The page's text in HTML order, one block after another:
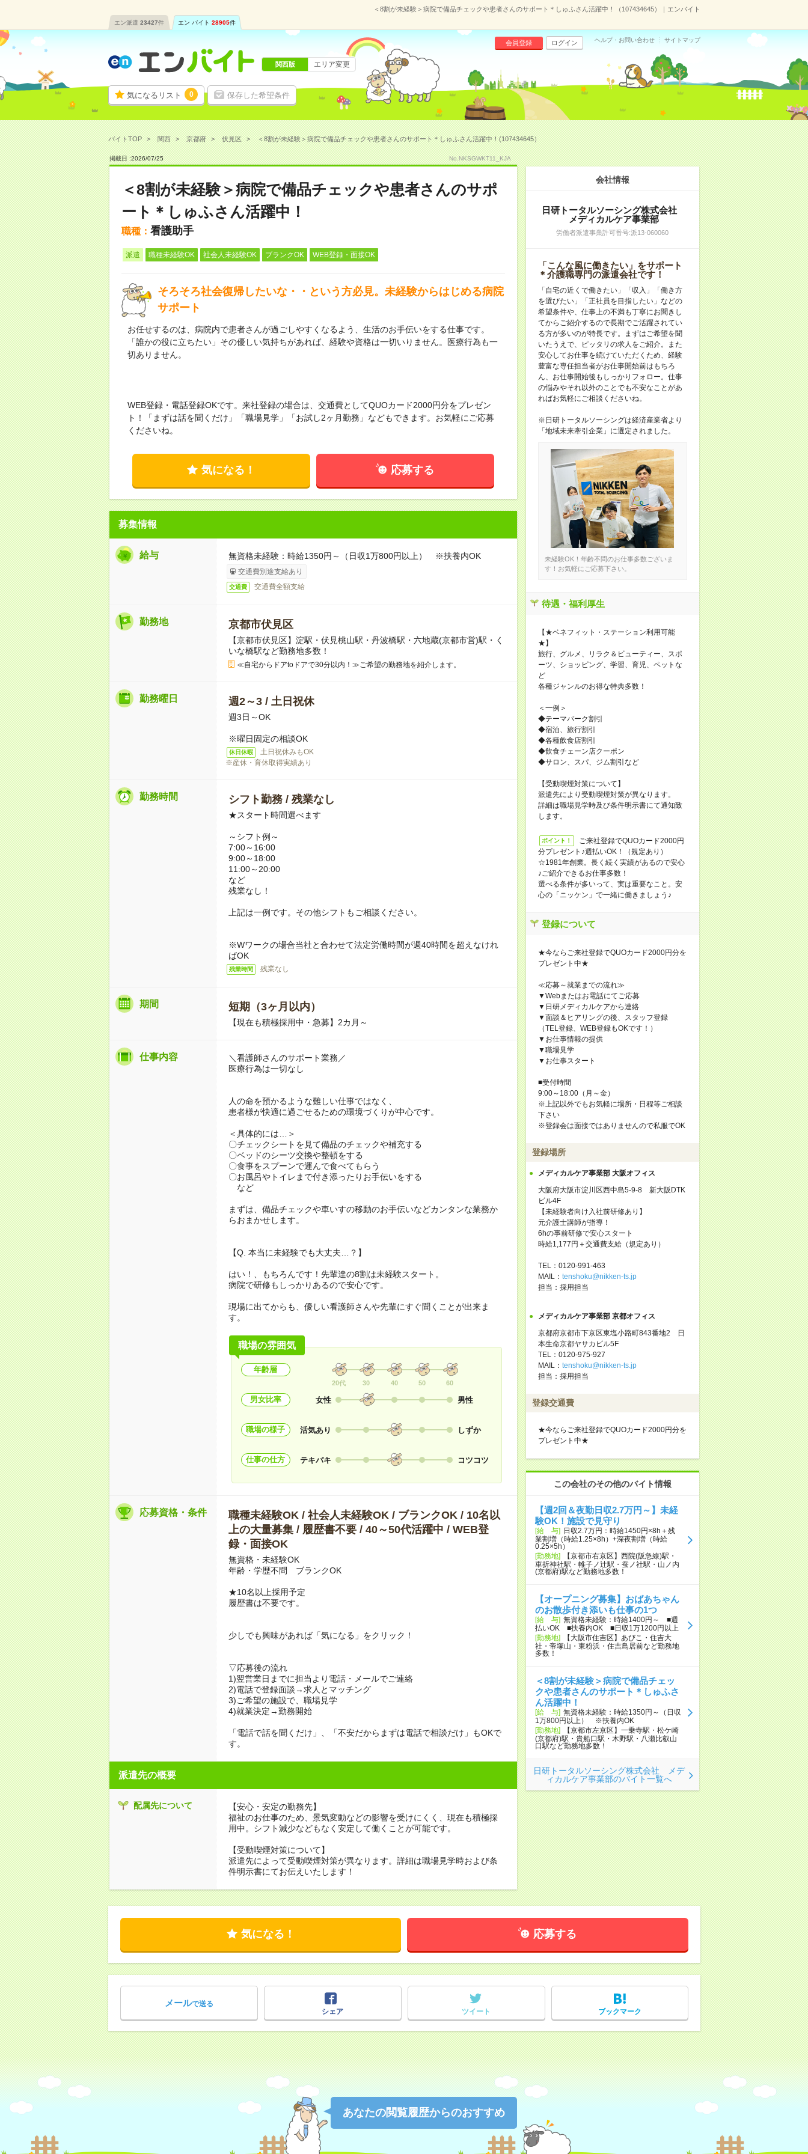
＜8割が未経験＞病院で備品チェックや患者さんのサポート＊しゅふさん活躍中！（107434645）｜エンバイト
エン派遣 23427件 エン バイト 28905件
気になるリスト 0 保存した希望条件
会員登録 ログイン ヘルプ・お問い合わせ サイトマップ
関西版 エリア変更
バイトTOP 関西 京都府 伏見区 ＜8割が未経験＞病院で備品チェックや患者さんのサポート＊しゅふさん活躍中！(107434645）
掲載日 :2026/07/25 No.NKSGWKT11_KJA
＜8割が未経験＞病院で備品チェックや患者さんのサポ
ート＊しゅふさん活躍中！
職種： 看護助手
派遣 職種未経験OK 社会人未経験OK ブランクOK WEB登録・面接OK
そろそろ社会復帰したいな・・という方必見。未経験からはじめる病院
サポート
お任せするのは、病院内で患者さんが過ごしやすくなるよう、生活のお手伝いをする仕事です。
「誰かの役に立ちたい」その優しい気持ちがあれば、経験や資格は一切いりません。医療行為も一
切ありません。
WEB登録・電話登録OKです。来社登録の場合は、交通費としてQUOカード2000円分をプレゼン
ト！「まずは話を聞くだけ」「職場見学」「お試し2ヶ月勤務」などもできます。お気軽にご応募
くださいね。
気になる！ 応募する
募集情報
給与 無資格未経験：時給1350円～（日収1万800円以上） ※扶養内OK
交通費別途支給あり
交通費 交通費全額支給
勤務地 京都市伏見区
【京都市伏見区】淀駅・伏見桃山駅・丹波橋駅・六地蔵(京都市営)駅・く
いな橋駅など勤務地多数！
≪自宅からドアtoドアで30分以内！≫ご希望の勤務地を紹介します。
勤務曜日 週2～3 / 土日祝休
週3日～OK
※曜日固定の相談OK
休日休暇
土日祝休みもOK
※産休・育休取得実績あり
勤務時間 シフト勤務 / 残業なし
★スタート時間選べます
～シフト例～
7:00～16:00
9:00～18:00
11:00～20:00
など
残業なし！
上記は一例です。その他シフトもご相談ください。
※Wワークの場合当社と合わせて法定労働時間が週40時間を超えなけれ
ばOK
残業時間 残業なし
期間 短期（3ヶ月以内）
【現在も積極採用中・急募】2カ月～
仕事内容
＼看護師さんのサポート業務／
医療行為は一切なし
人の命を預かるような難しい仕事ではなく、
患者様が快適に過ごせるための環境づくりが中心です。
＜具体的には…＞
〇チェックシートを見て備品のチェックや補充する
〇ベッドのシーツ交換や整頓をする
〇食事をスプーンで運んで食べてもらう
〇お風呂やトイレまで付き添ったりお手伝いをする
など
まずは、備品チェックや車いすの移動のお手伝いなどカンタンな業務か
らおまかせします。
【Q. 本当に未経験でも大丈夫…？】
はい！、もちろんです！先輩達の8割は未経験スタート。
病院で研修もしっかりあるので安心です。
現場に出てからも、優しい看護師さんや先輩にすぐ聞くことが出来ま
す。
職場の雰囲気
年齢層
20代 30 40 50 60
男女比率 女性 男性
職場の様子 活気あり しずか
仕事の仕方 テキパキ コツコツ
応募資格・条件
職種未経験OK / 社会人未経験OK / ブランクOK / 10名以
上の大量募集 / 履歴書不要 / 40～50代活躍中 / WEB登
録・面接OK
無資格・未経験OK
年齢・学歴不問 ブランクOK
★10名以上採用予定
履歴書は不要です。
少しでも興味があれば「気になる」をクリック！
▽応募後の流れ
1)翌営業日までに担当より電話・メールでご連絡
2)電話で登録面談→求人とマッチング
3)ご希望の施設で、職場見学
4)就業決定→勤務開始
「電話で話を聞くだけ」、「不安だからまずは電話で相談だけ」もOKで
す。
派遣先の概要
配属先について
【安心・安定の勤務先】
福祉のお仕事のため、景気変動などの影響を受けにくく、現在も積極採
用中。シフト減少などもなく安定して働くことが可能です。
【受動喫煙対策について】
派遣先によって受動喫煙対策が異なります。詳細は職場見学時および条
件明示書にてお伝えいたします！
会社情報
日研トータルソーシング株式会社
メディカルケア事業部
労働者派遣事業許可番号:派13-060060
「こんな風に働きたい」をサポート
＊介護職専門の派遣会社です！
「自宅の近くで働きたい」「収入」「働き方
を選びたい」「正社員を目指したい」などの
希望条件や、仕事上の不満も丁寧にお聞きし
てからご紹介するので長期でご活躍されてい
る方が多いのが特長です。まずはご希望を聞
いたうえで、ピッタリの求人をご紹介。また
安心してお仕事を続けていただくため、経験
豊富な専任担当者がお仕事開始前はもちろ
ん、お仕事開始後もしっかりフォロー。仕事
の悩みやそれ以外のことでも不安なことがあ
ればお気軽にご相談くださいね。
※日研トータルソーシングは経済産業省より
「地域未来牽引企業」に選定されました。
未経験OK！年齢不問のお仕事多数ございま
す！お気軽にご応募下さい。
待遇・福利厚生
【★ベネフィット・ステーション利用可能
★】
旅行、グルメ、リラク＆ビューティー、スポ
ーツ、ショッピング、学習、育児、ペットな
ど
各種ジャンルのお得な特典多数！
＜一例＞
◆テーマパーク割引
◆宿泊、旅行割引
◆各種飲食店割引
◆飲食チェーン店クーポン
◆サロン、スパ、ジム割引など
【受動喫煙対策について】
派遣先により受動喫煙対策が異なります。
詳細は職場見学時及び条件明示書にて通知致
します。
ポイント！
ご来社登録でQUOカード2000円
分プレゼント♪週払いOK！（規定あり）
☆1981年創業。長く続く実績があるので安心
♪ご紹介できるお仕事多数！
選べる条件が多いって、実は重要なこと。安
心の「ニッケン」で一緒に働きましょう♪
登録について
★今ならご来社登録でQUOカード2000円分を
プレゼント中★
≪応募～就業までの流れ≫
▼Webまたはお電話にてご応募
▼日研メディカルケアから連絡
▼面談＆ヒアリングの後、スタッフ登録
（TEL登録、WEB登録もOKです！）
▼お仕事情報の提供
▼職場見学
▼お仕事スタート
■受付時間
9:00～18:00（月～金）
※上記以外でもお気軽に場所・日程等ご相談
下さい
※登録会は面接ではありませんので私服でOK
登録場所
メディカルケア事業部 大阪オフィス
大阪府大阪市淀川区西中島5-9-8 新大阪DTK
ビル4F
【未経験者向け入社前研修あり】
元介護士講師が指導！
6hの事前研修で安心スタート
時給1,177円＋交通費支給（規定あり）
TEL：0120-991-463
MAIL： tenshoku@nikken-ts.jp
担当：採用担当
メディカルケア事業部 京都オフィス
京都府京都市下京区東塩小路町843番地2 日
本生命京都ヤサカビル5F
TEL：0120-975-927
MAIL： tenshoku@nikken-ts.jp
担当：採用担当
登録交通費
★今ならご来社登録でQUOカード2000円分を
プレゼント中★
この会社のその他のバイト情報
【週2回＆夜勤日収2.7万円～】未経
験OK！施設で見守り
[給 与] 日収2.7万円：時給1450円×8h＋残
業割増（時給1.25×8h）+深夜割増（時給
0.25×5h）
[勤務地]
【京都市右京区】西院(阪急線)駅・
車折神社駅・帷子ノ辻駅・蚕ノ社駅・山ノ内
(京都府)駅など勤務地多数！
【オープニング募集】おばあちゃん
のお散歩付き添いも仕事の1つ
[給 与] 無資格未経験：時給1400円～ ■週
払いOK ■扶養内OK ■日収1万1200円以上
[勤務地]
【大阪市住吉区】あびこ・住吉大
社・帝塚山・東粉浜・住吉鳥居前など勤務地
多数！
＜8割が未経験＞病院で備品チェッ
クや患者さんのサポート＊しゅふさ
ん活躍中！
[給 与] 無資格未経験：時給1350円～（日収
1万800円以上） ※扶養内OK
[勤務地]
【京都市左京区】一乗寺駅・松ケ崎
(京都府)駅・貴船口駅・木野駅・八瀬比叡山
口駅など勤務地多数！
日研トータルソーシング株式会社 メデ
ィカルケア事業部のバイト一覧へ
気になる！ 応募する
メールで送る
シェア
ツイート ブックマーク
あなたの閲覧履歴からのおすすめ